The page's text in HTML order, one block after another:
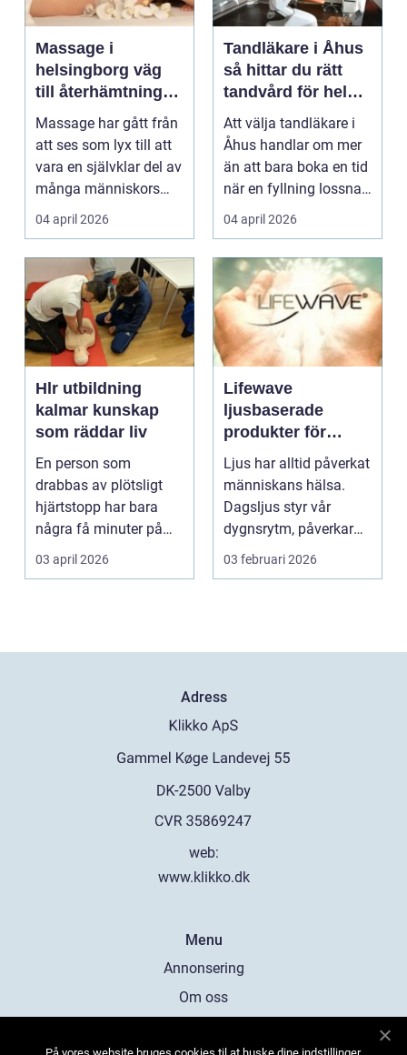
Massage i
helsingborg väg
till återhämtning
och hållbar hälsa
Massage har gått från
att ses som lyx till att
vara en självklar del av
många människors
friskvård. ...
04 april 2026
Tandläkare i Åhus
så hittar du rätt
tandvård för hela
familjen
Att välja tandläkare i
Åhus handlar om mer
än att bara boka en tid
när en fyllning lossnar
eller en ...
04 april 2026
Hlr utbildning
kalmar kunskap
som räddar liv
En person som
drabbas av plötsligt
hjärtstopp har bara
några få minuter på
sig. För varje minut
utan...
03 april 2026
Lifewave
ljusbaserade
produkter för
hälsa och
välbefinnande
Ljus har alltid påverkat
människans hälsa.
Dagsljus styr vår
dygnsrytm, påverkar
humör, sömn och ene...
03 februari 2026
Adress
web:
www.klikko.dk
Menu
Annonsering
Om oss